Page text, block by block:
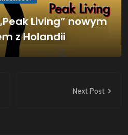
Living” nowym
z Holandii
Next Post